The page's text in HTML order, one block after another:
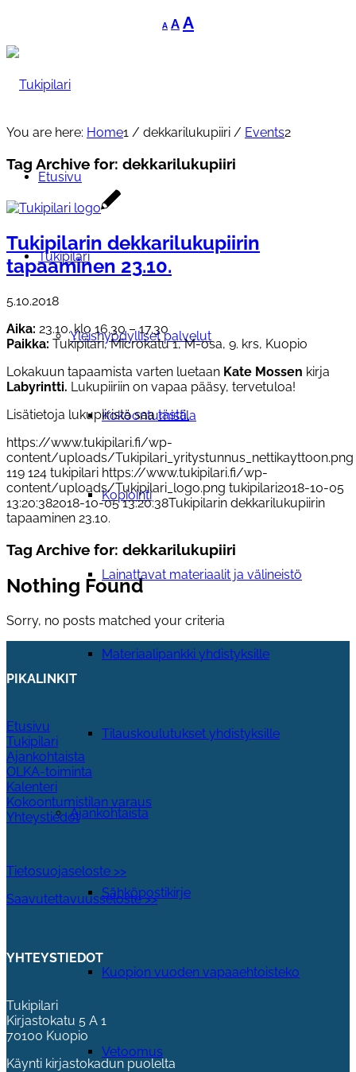
A
Decrease
font
A Reset
font
AIncrease
Etusivu
Tukipilari
Yleishyödylliset palvelut
Kokoontumistila
Kopiointi
Lainattavat materiaalit ja välineistö
Materiaalipankki yhdistyksille
Tilauskoulutukset yhdistyksille
Ajankohtaista
Sähköpostikirje
Kuopion vuoden vapaaehtoisteko
Vetoomus
You are here: Home1 / dekkarilukupiiri / Events2
Tag Archive for: dekkarilukupiiri
Tukipilarin dekkarilukupiirin
tapaaminen 23.10.
5.10.2018
Aika: 23.10. klo 16.30 – 17.30
Paikka: Tukipilari, Microkatu 1, M-osa, 9. krs, Kuopio
Lokakuun tapaamista varten luetaan Kate Mossen kirja
Labyrintti. Lukupiiriin on vapaa pääsy, tervetuloa!
Lisätietoja lukupiiristä saatästä.
https://www.tukipilari.fi/wp-
content/uploads/Tukipilari_yritystunnus_nettikayttoon.png
119 124 tukipilari https://www.tukipilari.fi/wp-
content/uploads/Tukipilari_logo.png tukipilari2018-10-05
13:20:382018-10-05 13:20:38Tukipilarin dekkarilukupiirin
tapaaminen 23.10.
Tag Archive for: dekkarilukupiiri
Nothing Found
Sorry, no posts matched your criteria
PIKALINKIT
Etusivu
Tukipilari
Ajankohtaista
OLKA-toiminta
Kalenteri
Kokoontumistilan varaus
Yhteystiedot
Tietosuojaseloste >>
Saavutettavuusseloste >>
YHTEYSTIEDOT
Tukipilari
Kirjastokatu 5 A 1
70100 Kuopio
Käynti kirjastokadun puolelta